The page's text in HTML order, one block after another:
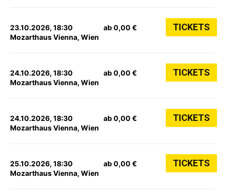
23.10.2026, 18:30
Mozarthaus Vienna, Wien
ab 0,00 € TICKETS
24.10.2026, 18:30
Mozarthaus Vienna, Wien
ab 0,00 € TICKETS
24.10.2026, 18:30
Mozarthaus Vienna, Wien
ab 0,00 € TICKETS
25.10.2026, 18:30
Mozarthaus Vienna, Wien
ab 0,00 € TICKETS